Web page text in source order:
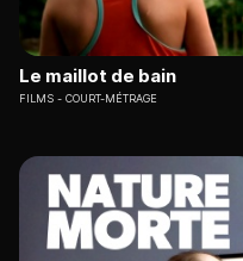
Le maillot de bain
FILMS COURT-MÉTRAGE